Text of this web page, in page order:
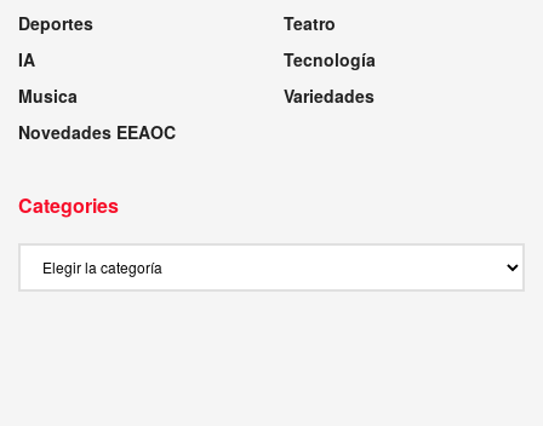
Deportes
IA
Musica
Novedades EEAOC
Teatro
Tecnología
Variedades
Categories